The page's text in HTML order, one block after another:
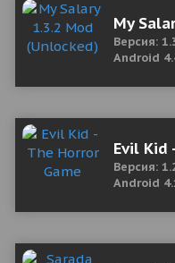
My
Версия:
Android
Evil Kid
Версия:
Android